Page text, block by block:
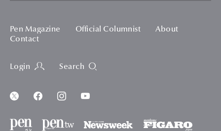
Pen Magazine Official Columnist
About
Contact
Login Search